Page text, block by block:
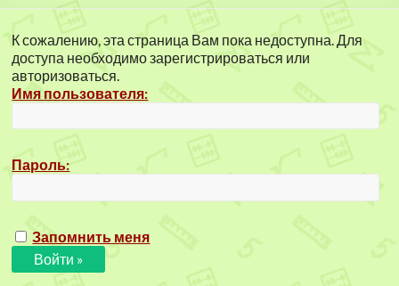
К сожалению, эта страница Вам пока недоступна. Для
доступа необходимо зарегистрироваться или
авторизоваться.
Имя пользователя:
Пароль:
Запомнить меня